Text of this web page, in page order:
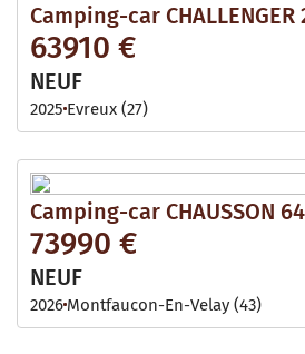
Camping-car CHALLENGER
63910 €
NEUF
2025 Evreux (27)
Camping-car CHAUSSON
73990 €
NEUF
2026 Montfaucon-En-Velay (43)